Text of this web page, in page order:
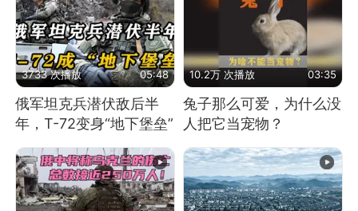
3733 次播放 05:48
俄军坦克兵潜伏敌后半
年，T-72变身“地下堡垒”
10.2万 次播放 03:35
兔子那么可爱，为什么没
人把它当宠物？